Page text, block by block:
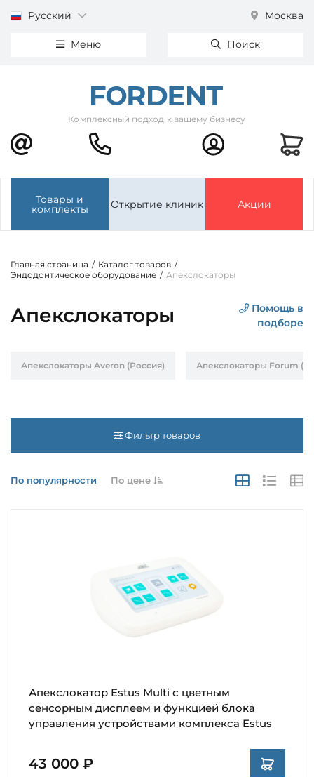
Русский Москва
Меню Поиск
Комплексный подход к вашему бизнесу
Товары и
комплекты Открытие клиник Акции
Главная страница / Каталог товаров /
Эндодонтическое оборудование / Апекслокаторы
Апекслокаторы
Помощь в
подборе
Апекслокаторы Averon (Россия) Апекслокаторы Forum
Фильтр товаров
По популярности По цене
Апекслокатор Estus Multi с цветным
сенсорным дисплеем и функцией блока
управления устройствами комплекса Estus
43 000 ₽